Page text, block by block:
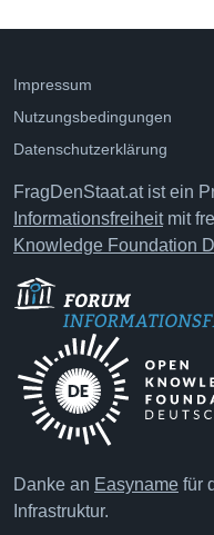
Impressum
Nutzungsbedingungen
Datenschutzerklärung
FragDenStaat.at ist ein
Informationsfreiheitmit
Knowledge Foundation
Danke an Easyname für
Infrastruktur.